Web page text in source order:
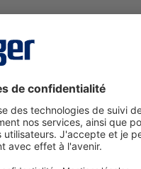
with hazardous
11